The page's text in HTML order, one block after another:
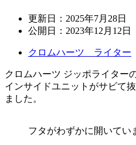
更新日： 2025年7月28日
公開日： 2023年12月12日
クロムハーツ ライター
クロムハーツ ジッポライター
インサイドユニットがサビて
ました。
フタがわずかに開いてい